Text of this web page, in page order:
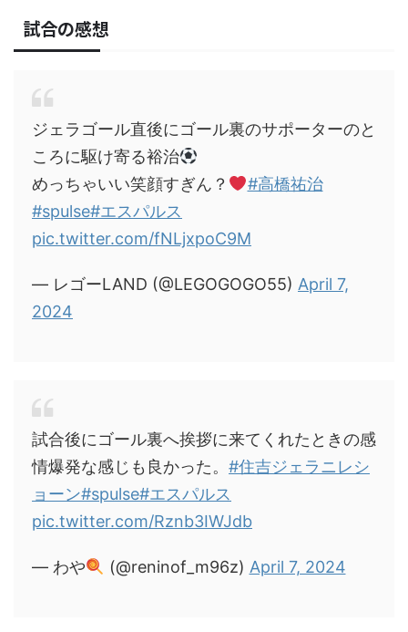
試合の感想
ジェラゴール直後にゴール裏のサポーターのと
ころに駆け寄る裕治
めっちゃいい笑顔すぎん？
#高橋祐治
#spulse#エスパルス
pic.twitter.com/fNLjxpoC9M
— レゴーLAND (@LEGOGOGO55) April 7,
2024
試合後にゴール裏へ挨拶に来てくれたときの感
情爆発な感じも良かった。 #住吉ジェラニレシ
ョーン#spulse#エスパルス
pic.twitter.com/Rznb3IWJdb
— わや (@reninof_m96z) April 7, 2024